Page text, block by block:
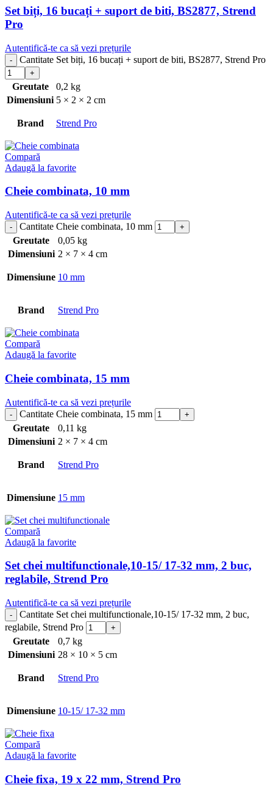
Set biți, 16 bucați + suport de biti, BS2877, Strend
Pro
Autentifică-te ca să vezi prețurile
Cantitate Set biți, 16 bucați + suport de biti, BS2877, Strend Pro
Greutate
0,2 kg
Dimensiuni 5 × 2 × 2 cm
Brand Strend Pro
Compară
Adaugă la favorite
Cheie combinata, 10 mm
Autentifică-te ca să vezi prețurile
Cantitate Cheie combinata, 10 mm
Greutate
0,05 kg
Dimensiuni 2 × 7 × 4 cm
Dimensiune 10 mm
Brand Strend Pro
Compară
Adaugă la favorite
Cheie combinata, 15 mm
Autentifică-te ca să vezi prețurile
Cantitate Cheie combinata, 15 mm
Greutate
0,11 kg
Dimensiuni 2 × 7 × 4 cm
Brand Strend Pro
Dimensiune 15 mm
Compară
Adaugă la favorite
Set chei multifunctionale,10-15/ 17-32 mm, 2 buc,
reglabile, Strend Pro
Autentifică-te ca să vezi prețurile
Cantitate Set chei multifunctionale,10-15/ 17-32 mm, 2 buc,
reglabile, Strend Pro
Greutate
0,7 kg
Dimensiuni 28 × 10 × 5 cm
Brand Strend Pro
Dimensiune 10-15/ 17-32 mm
Compară
Adaugă la favorite
Cheie fixa, 19 x 22 mm, Strend Pro